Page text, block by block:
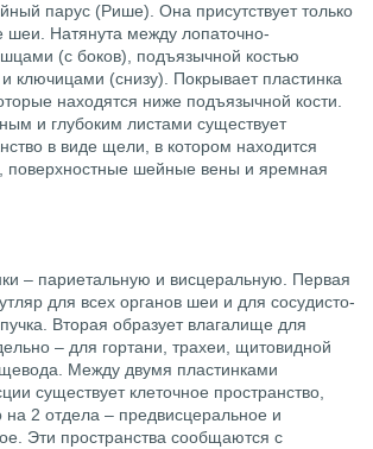
парус (Рише). Она присутствует только
шеи. Натянута между лопаточно-
(с боков), подъязычной костью
и ключицами (снизу). Покрывает пластинка
находятся ниже подъязычной кости.
и глубоким листами существует
в виде щели, в котором находится
поверхностные шейные вены и яремная
– париетальную и висцеральную. Первая
для всех органов шеи и для сосудисто-
Вторая образует влагалище для
– для гортани, трахеи, щитовидной
Между двумя пластинками
существует клеточное пространство,
на 2 отдела – предвисцеральное и
Эти пространства сообщаются с